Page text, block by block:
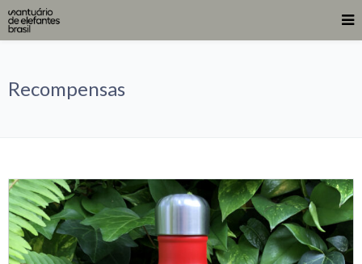
Recompensas